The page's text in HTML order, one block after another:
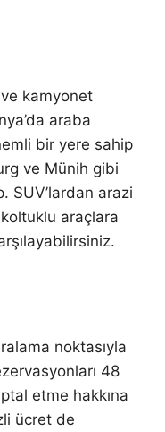
kamyonet
araba
bir yere sahip
ve Münih gibi
SUV’lardan arazi
araçlara
noktasıyla
48
etme hakkına
ücret de